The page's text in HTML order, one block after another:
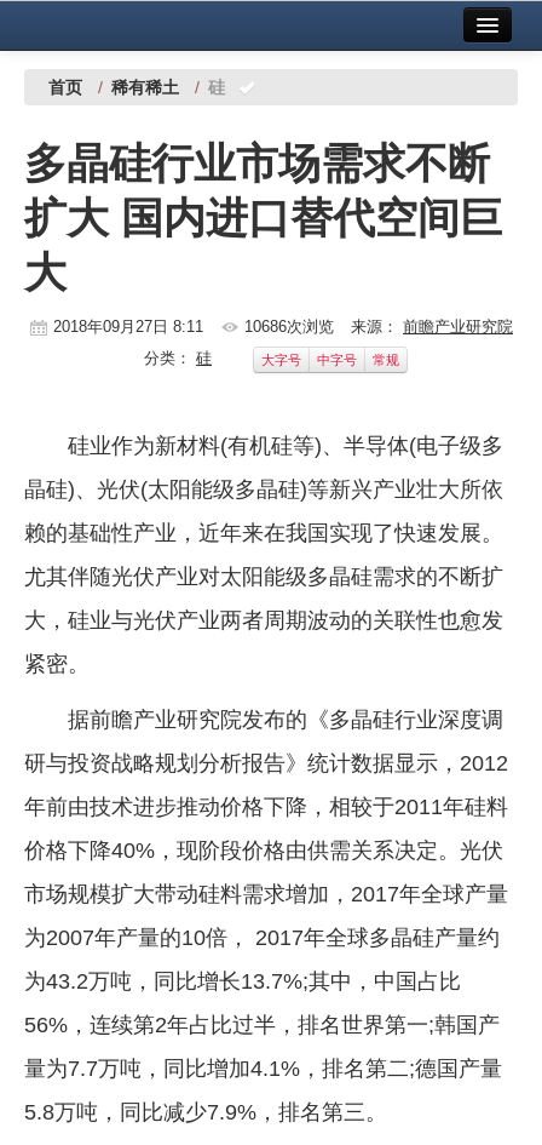
中国有色金属报社主办 广告服务
铜镍铅锌
铝
稀有稀土
有色市场
党建工作
企业文化
《资源再生》杂志
行情报价
数字报
首页 / 稀有稀土 / 硅
多晶硅行业市场需求不断
扩大 国内进口替代空间巨
大
2018年09月27日 8:11 10686次浏览 来源： 前瞻产业研究院
分类： 硅 大字号 中字号 常规
硅业作为新材料(有机硅等)、半导体(电子级多
晶硅)、光伏(太阳能级多晶硅)等新兴产业壮大所依
赖的基础性产业，近年来在我国实现了快速发展。
尤其伴随光伏产业对太阳能级多晶硅需求的不断扩
大，硅业与光伏产业两者周期波动的关联性也愈发
紧密。
据前瞻产业研究院发布的《多晶硅行业深度调
研与投资战略规划分析报告》统计数据显示，2012
年前由技术进步推动价格下降，相较于2011年硅料
价格下降40%，现阶段价格由供需关系决定。光伏
市场规模扩大带动硅料需求增加，2017年全球产量
为2007年产量的10倍， 2017年全球多晶硅产量约
为43.2万吨，同比增长13.7%;其中，中国占比
56%，连续第2年占比过半，排名世界第一;韩国产
量为7.7万吨，同比增加4.1%，排名第二;德国产量
5.8万吨，同比减少7.9%，排名第三。